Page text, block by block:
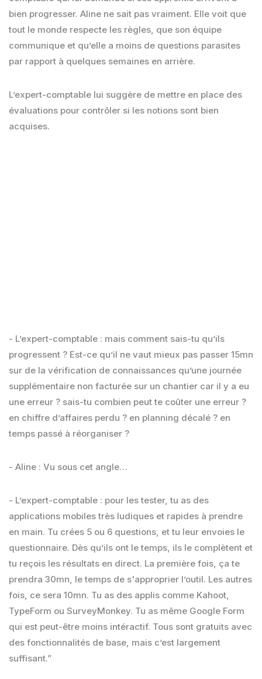
bien progresser. Aline ne sait pas vraiment. Elle voit que
tout le monde respecte les règles, que son équipe
communique et qu’elle a moins de questions parasites
par rapport à quelques semaines en arrière.
L’expert-comptable lui suggère de mettre en place des
évaluations pour contrôler si les notions sont bien
acquises.
- L’expert-comptable : mais comment sais-tu qu’ils
progressent ? Est-ce qu’il ne vaut mieux pas passer 15mn
sur de la vérification de connaissances qu’une journée
supplémentaire non facturée sur un chantier car il y a eu
une erreur ? sais-tu combien peut te coûter une erreur ?
en chiffre d’affaires perdu ? en planning décalé ? en
temps passé à réorganiser ?
- Aline : Vu sous cet angle…
- L’expert-comptable : pour les tester, tu as des
applications mobiles très ludiques et rapides à prendre
en main. Tu crées 5 ou 6 questions, et tu leur envoies le
questionnaire. Dès qu’ils ont le temps, ils le complètent et
tu reçois les résultats en direct. La première fois, ça te
prendra 30mn, le temps de s'approprier l’outil. Les autres
fois, ce sera 10mn. Tu as des applis comme Kahoot,
TypeForm ou SurveyMonkey. Tu as même Google Form
qui est peut-être moins intéractif. Tous sont gratuits avec
des fonctionnalités de base, mais c’est largement
suffisant.”